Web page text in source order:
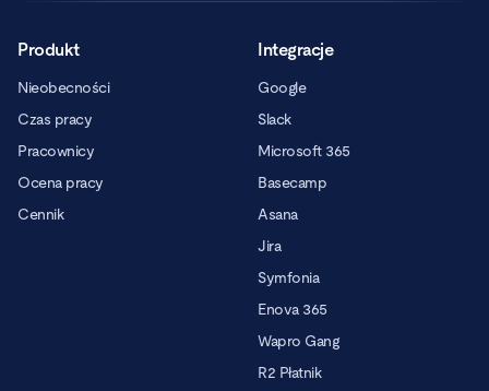
Produkt
Nieobecności
Czas pracy
Pracownicy
Ocena pracy
Cennik
Integracje
Google
Slack
Microsoft 365
Basecamp
Asana
Jira
Symfonia
Enova 365
Wapro Gang
R2 Płatnik